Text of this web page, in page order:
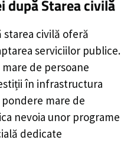
după Starea civilă
civilă oferă
serviciilor publice.
de persoane
în infrastructura
mare de
nevoia unor programe
dedicate